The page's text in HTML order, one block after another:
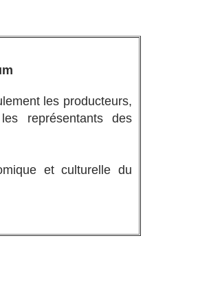
les producteurs,
représentants des
et culturelle du